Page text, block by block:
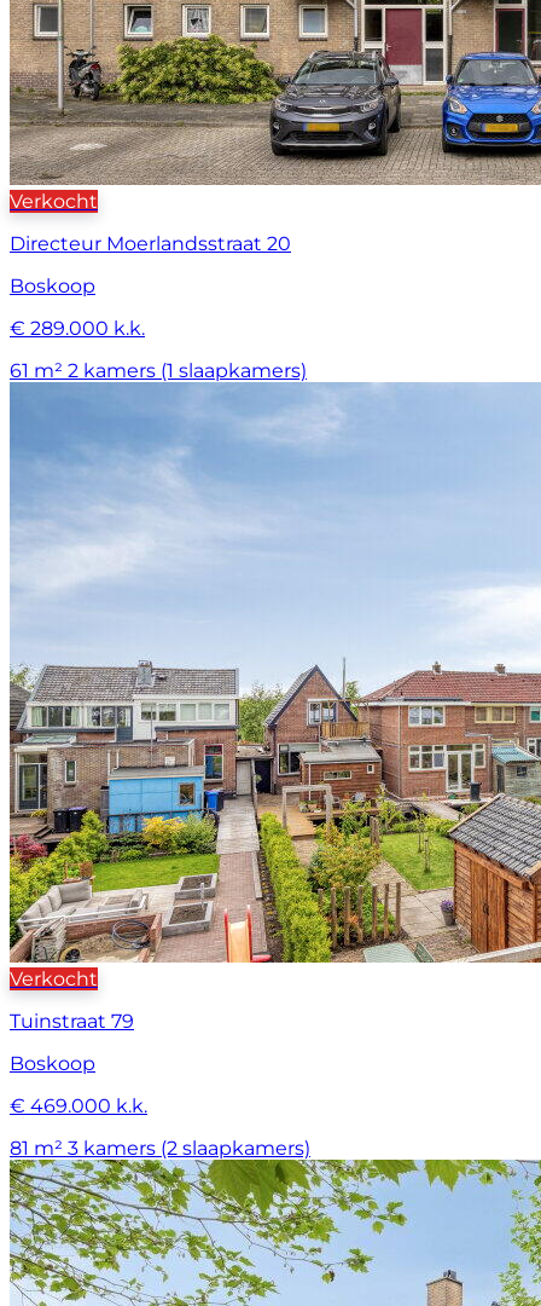
Verkocht
Directeur Moerlandsstraat 20
Boskoop
€ 289.000 k.k.
61 m² 2 kamers (1 slaapkamers)
Verkocht
Tuinstraat 79
Boskoop
€ 469.000 k.k.
81 m² 3 kamers (2 slaapkamers)